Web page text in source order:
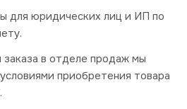
для юридических лиц и ИП по
в отделе продаж мы
приобретения товара